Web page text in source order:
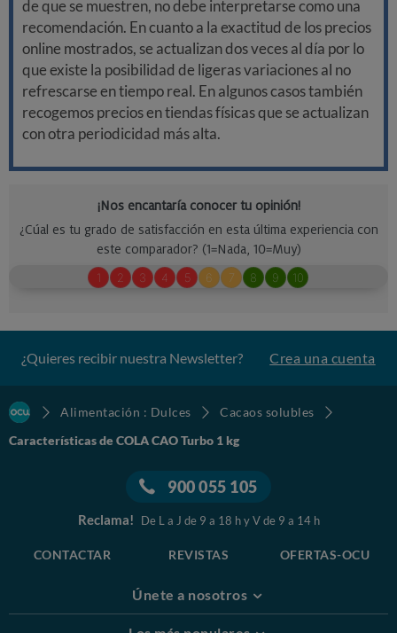
de que se muestren, no debe interpretarse como una
recomendación. En cuanto a la exactitud de los precios
online mostrados, se actualizan dos veces al día por lo
que existe la posibilidad de ligeras variaciones al no
refrescarse en tiempo real. En algunos casos también
recogemos precios en tiendas físicas que se actualizan
con otra periodicidad más alta.
¿Quieres recibir nuestra Newsletter? Crea una cuenta
Alimentación : Dulces
Cacaos solubles
Características de COLA CAO Turbo 1 kg
900 055 105
Reclama! De L a J de 9 a 18 h y V de 9 a 14 h
CONTACTAR REVISTAS OFERTAS-OCU
Únete a nosotros